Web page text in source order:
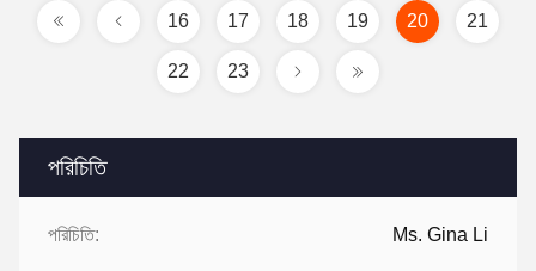
পরিচিতি
পরিচিতি: Ms. Gina Li
16 17 18 19 20 21
22 23